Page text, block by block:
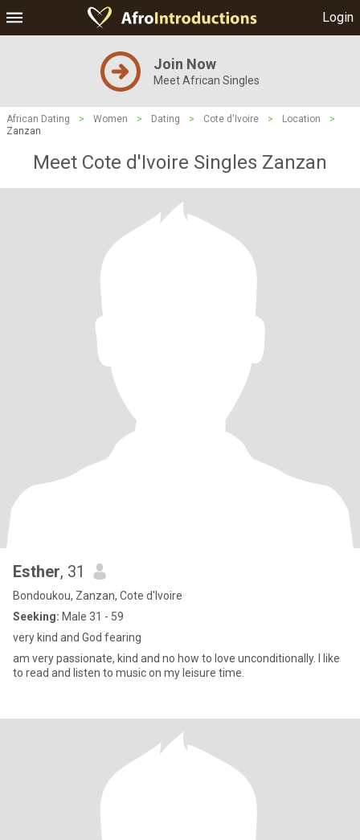
Login
Join Now
Meet African Singles
African Dating > Women > Dating > Cote d'Ivoire > Location
>
Zanzan
Meet Cote d'Ivoire Singles Zanzan
Esther, 31
Bondoukou, Zanzan, Cote d'Ivoire
Seeking: Male 31 - 59
very kind and God fearing
am very passionate, kind and no how to love unconditionally. I like
to read and listen to music on my leisure time.